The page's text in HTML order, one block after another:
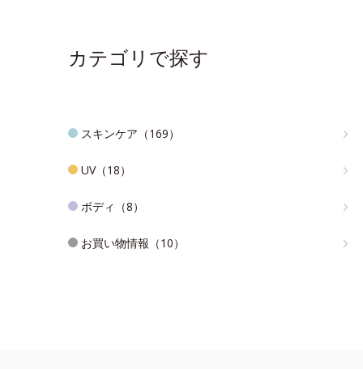
カテゴリで探す
スキンケア（169）
UV（18）
ボディ（8）
お買い物情報（10）